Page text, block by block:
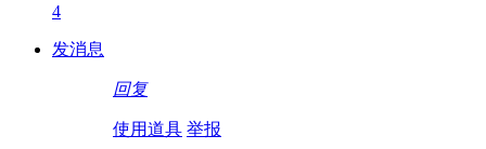
4
发消息
回复
使用道具 举报